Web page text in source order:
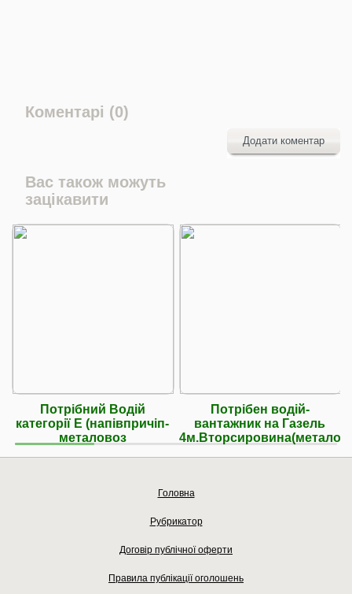
Коментарі (0)
Додати коментар
Вас також можуть
зацікавити
Потрібний Водій
категорії Е (напівпричіп-
металовоз
Потрібен водій-
вантажник на Газель
Головна
Рубрикатор
Договір публічної оферти
Правила публікації оголошень